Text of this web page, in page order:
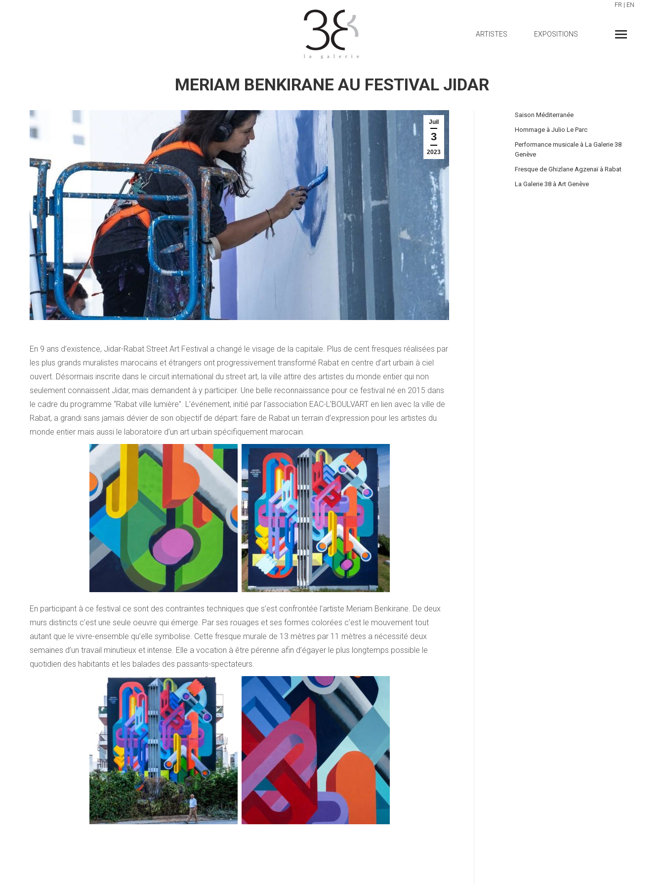
FR | EN
ARTISTES EXPOSITIONS
MERIAM BENKIRANE AU FESTIVAL JIDAR
Juil
3
2023
En 9 ans d’existence, Jidar-Rabat Street Art Festival a changé le visage de la capitale. Plus de cent fresques réalisées par
les plus grands muralistes marocains et étrangers ont progressivement transformé Rabat en centre d’art urbain à ciel
ouvert. Désormais inscrite dans le circuit international du street art, la ville attire des artistes du monde entier qui non
seulement connaissent Jidar, mais demandent à y participer. Une belle reconnaissance pour ce festival né en 2015 dans
le cadre du programme “Rabat ville lumière”. L’événement, initié par l’association EAC-L’BOULVART en lien avec la ville de
Rabat, a grandi sans jamais dévier de son objectif de départ: faire de Rabat un terrain d’expression pour les artistes du
monde entier mais aussi le laboratoire d’un art urbain spécifiquement marocain.
En participant à ce festival ce sont des contraintes techniques que s’est confrontée l’artiste Meriam Benkirane. De deux
murs distincts c’est une seule oeuvre qui émerge. Par ses rouages et ses formes colorées c’est le mouvement tout
autant que le vivre-ensemble qu’elle symbolise. Cette fresque murale de 13 mètres par 11 mètres a nécessité deux
semaines d’un travail minutieux et intense. Elle a vocation à être pérenne afin d’égayer le plus longtemps possible le
quotidien des habitants et les balades des passants-spectateurs.
Saison Méditerranée
Hommage à Julio Le Parc
Performance musicale à La Galerie 38
Genève
Fresque de Ghizlane Agzenaï à Rabat
La Galerie 38 à Art Genève